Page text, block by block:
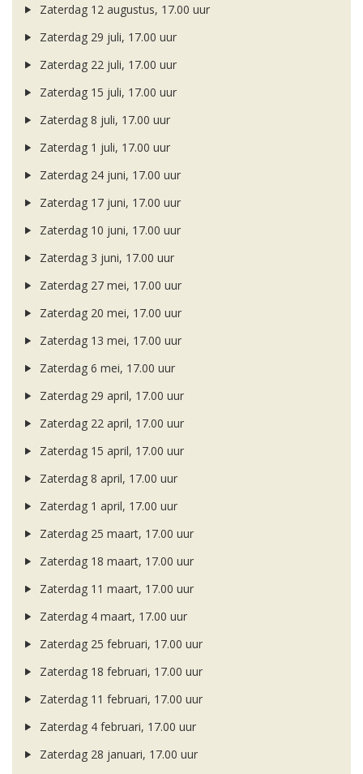
Zaterdag 12 augustus, 17.00 uur
Zaterdag 29 juli, 17.00 uur
Zaterdag 22 juli, 17.00 uur
Zaterdag 15 juli, 17.00 uur
Zaterdag 8 juli, 17.00 uur
Zaterdag 1 juli, 17.00 uur
Zaterdag 24 juni, 17.00 uur
Zaterdag 17 juni, 17.00 uur
Zaterdag 10 juni, 17.00 uur
Zaterdag 3 juni, 17.00 uur
Zaterdag 27 mei, 17.00 uur
Zaterdag 20 mei, 17.00 uur
Zaterdag 13 mei, 17.00 uur
Zaterdag 6 mei, 17.00 uur
Zaterdag 29 april, 17.00 uur
Zaterdag 22 april, 17.00 uur
Zaterdag 15 april, 17.00 uur
Zaterdag 8 april, 17.00 uur
Zaterdag 1 april, 17.00 uur
Zaterdag 25 maart, 17.00 uur
Zaterdag 18 maart, 17.00 uur
Zaterdag 11 maart, 17.00 uur
Zaterdag 4 maart, 17.00 uur
Zaterdag 25 februari, 17.00 uur
Zaterdag 18 februari, 17.00 uur
Zaterdag 11 februari, 17.00 uur
Zaterdag 4 februari, 17.00 uur
Zaterdag 28 januari, 17.00 uur